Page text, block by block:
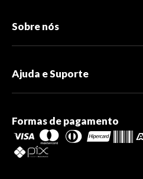
Sobre nós
Ajuda e Suporte
Formas de pagamento